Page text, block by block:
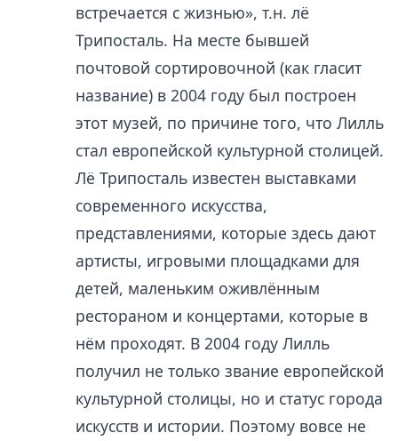
встречается с жизнью», т.н. лё
Трипосталь. На месте бывшей
почтовой сортировочной (как гласит
название) в 2004 году был построен
этот музей, по причине того, что Лилль
стал европейской культурной столицей.
Лё Трипосталь известен выставками
современного искусства,
представлениями, которые здесь дают
артисты, игровыми площадками для
детей, маленьким оживлённым
рестораном и концертами, которые в
нём проходят. В 2004 году Лилль
получил не только звание европейской
культурной столицы, но и статус города
искусств и истории. Поэтому вовсе не